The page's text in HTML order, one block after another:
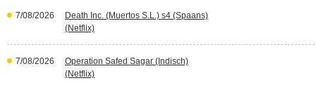
7/08/2026
Death Inc. (Muertos S.L.) s4 (Spaans)
(Netflix)
7/08/2026
Operation Safed Sagar (Indisch)
(Netflix)